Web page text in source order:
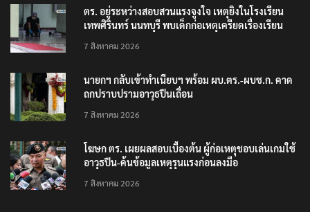
ตร. อยู่ระหว่างสอบสวนแรงจูงใจ เหตุยิงในโรงเรียน
เทพศิรินทร์ นนทบุรี พบเด็กก่อเหตุเครียดเรื่องเรียน
7 สิงหาคม 2026
นายกฯ กลับเข้าทำเนียบฯ พร้อม ผบ.ตร.-ผบช.ก. คาด
ถกปราบปรามอาวุธปืนเถื่อน
7 สิงหาคม 2026
โฆษก ตร. เผยผลสอบเบื้องต้น ผู้ก่อเหตุชอบเล่นเกมใช้
อาวุธปืน-ค้นข้อมูลเหตุรุนแรงก่อนลงมือ
7 สิงหาคม 2026